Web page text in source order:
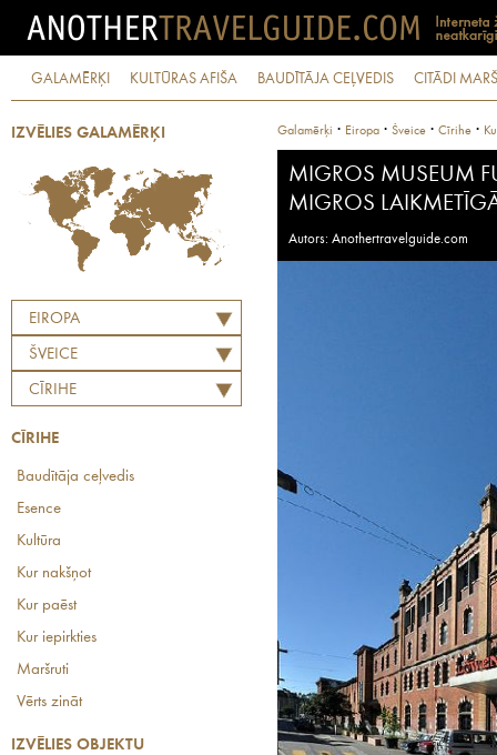
GALAMĒRĶI KULTŪRAS AFIŠA BAUDĪTĀJA CEĻVEDIS CITĀDI
IZVĒLIES GALAMĒRĶI
EIROPA
ŠVEICE
CĪRIHE
CĪRIHE
Baudītāja ceļvedis
Esence
Kultūra
Kur nakšņot
Kur paēst
Kur iepirkties
Maršruti
Vērts zināt
IZVĒLIES OBJEKTU
Galamērķi · Eiropa · Šveice · Cīrihe ·
MIGROS MUSEUM
MIGROS
Autors: Anothertravelguide.com